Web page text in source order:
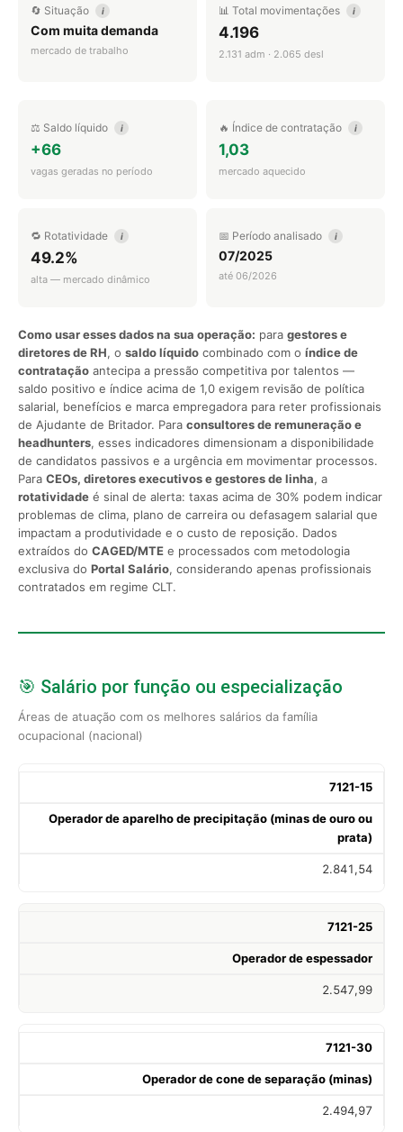
🔄 Situação i
Com muita demanda
mercado de trabalho
📊 Total movimentações i
4.196
2.131 adm · 2.065 desl
⚖️ Saldo líquido i
+66
vagas geradas no período
🔥 Índice de contratação i
1,03
mercado aquecido
🔁 Rotatividade i
49.2%
alta — mercado dinâmico
📅 Período analisado i
07/2025
até 06/2026
Como usar esses dados na sua operação: para gestores e
diretores de RH, o saldo líquido combinado com o índice de
contratação antecipa a pressão competitiva por talentos —
saldo positivo e índice acima de 1,0 exigem revisão de política
salarial, benefícios e marca empregadora para reter profissionais
de Ajudante de Britador. Para consultores de remuneração e
headhunters, esses indicadores dimensionam a disponibilidade
de candidatos passivos e a urgência em movimentar processos.
Para CEOs, diretores executivos e gestores de linha, a
rotatividade é sinal de alerta: taxas acima de 30% podem indicar
problemas de clima, plano de carreira ou defasagem salarial que
impactam a produtividade e o custo de reposição. Dados
extraídos do CAGED/MTE e processados com metodologia
exclusiva do Portal Salário, considerando apenas profissionais
contratados em regime CLT.
🎯 Salário por função ou especialização
Áreas de atuação com os melhores salários da família
ocupacional (nacional)
7121-15
Operador de aparelho de precipitação (minas de ouro ou
prata)
2.841,54
7121-25
Operador de espessador
2.547,99
7121-30
Operador de cone de separação (minas)
2.494,97